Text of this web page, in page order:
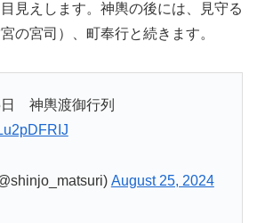
見えします。神輿の後には、見守る
の宮司）、町奉行と続きます。
神輿渡御行列
August 25, 2024